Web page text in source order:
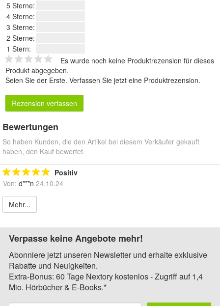
5 Sterne:
4 Sterne:
3 Sterne:
2 Sterne:
1 Stern:
Es wurde noch keine Produktrezension für dieses
Produkt abgegeben.
Seien Sie der Erste. Verfassen Sie jetzt eine Produktrezension.
Rezension verfassen
Bewertungen
So haben Kunden, die den Artikel bei diesem Verkäufer gekauft
haben, den Kauf bewertet.
Positiv
Von: d***n 24.10.24
Mehr...
Verpasse keine Angebote mehr!
Abonniere jetzt unseren Newsletter und erhalte exklusive
Rabatte und Neuigkeiten.
Extra-Bonus: 60 Tage Nextory kostenlos - Zugriff auf 1,4
Mio. Hörbücher & E-Books.*